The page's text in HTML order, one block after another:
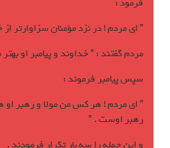
” ای مردم ! در نزد مؤمنان سزاوارتر
مردم گفتند : ” خداوند و پيامبر او
سپس پيامبر فرموند :
” ای مردم ! هر کس من مولا و رهبر او
رهبر اوست . ”
و اين جمله را سه بار تکرار فرمودند .